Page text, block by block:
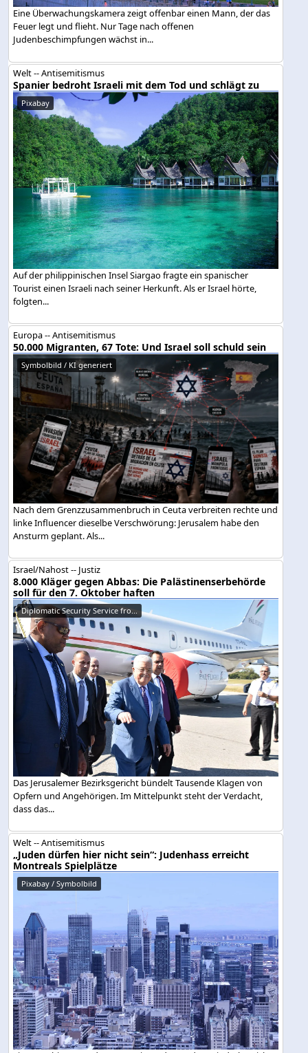
Eine Überwachungskamera zeigt offenbar einen Mann, der das
Feuer legt und flieht. Nur Tage nach offenen
Judenbeschimpfungen wächst in...
Welt -- Antisemitismus
Spanier bedroht Israeli mit dem Tod und schlägt zu
Pixabay
Auf der philippinischen Insel Siargao fragte ein spanischer
Tourist einen Israeli nach seiner Herkunft. Als er Israel hörte,
folgten...
Europa -- Antisemitismus
50.000 Migranten, 67 Tote: Und Israel soll schuld sein
Symbolbild / KI generiert
Nach dem Grenzzusammenbruch in Ceuta verbreiten rechte und
linke Influencer dieselbe Verschwörung: Jerusalem habe den
Ansturm geplant. Als...
Israel/Nahost -- Justiz
8.000 Kläger gegen Abbas: Die Palästinenserbehörde
soll für den 7. Oktober haften
Diplomatic Security Service fro...
Das Jerusalemer Bezirksgericht bündelt Tausende Klagen von
Opfern und Angehörigen. Im Mittelpunkt steht der Verdacht,
dass das...
Welt -- Antisemitismus
„Juden dürfen hier nicht sein“: Judenhass erreicht
Montreals Spielplätze
Pixabay / Symbolbild